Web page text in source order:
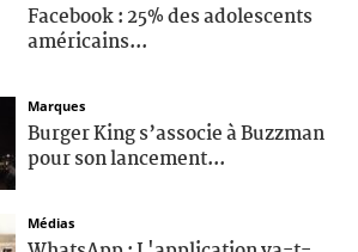
Facebook : 25% des adolescents
américains...
Marques
Burger King s’associe à Buzzman
pour son lancement...
Médias